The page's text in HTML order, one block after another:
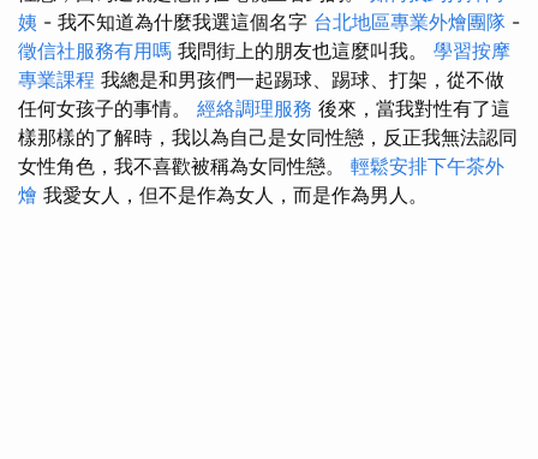
姨 - 我不知道為什麼我選這個名字 台北地區專業外燴團隊 -
徵信社服務有用嗎 我問街上的朋友也這麼叫我。 學習按摩
專業課程 我總是和男孩們一起踢球、踢球、打架，從不做
任何女孩子的事情。 經絡調理服務 後來，當我對性有了這
樣那樣的了解時，我以為自己是女同性戀，反正我無法認同
女性角色，我不喜歡被稱為女同性戀。 輕鬆安排下午茶外
燴 我愛女人，但不是作為女人，而是作為男人。